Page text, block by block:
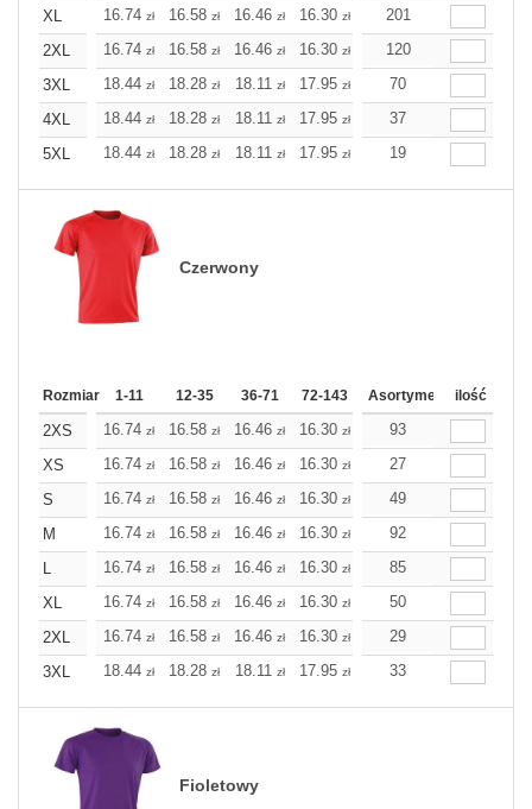
XL
16.74 zł 16.58 zł 16.46 zł 16.30 zł 16.14
201
2XL
16.74 zł 16.58 zł 16.46 zł 16.30 zł 16.14zł
120
3XL
18.44 zł 18.28 zł 18.11 zł 17.95 zł 17.79
70
4XL
18.44 zł 18.28 zł 18.11 zł 17.95 zł 17.79
37
5XL
18.44 zł 18.28 zł 18.11 zł 17.95 zł 17.79
19
Czerwony
Rozmiar 1-11 12-35 36-71 72-143 144-287 288 Dodaj
Asortyment ilość
2XS 16.74 zł 16.58 zł 16.46 zł 16.30 zł 16.14
93
XS
16.74 zł 16.58 zł 16.46 zł 16.30 zł 16.14
27
S
16.74 zł 16.58 zł 16.46 zł 16.30 zł 16.14
49
M
16.74 zł 16.58 zł 16.46 zł 16.30 zł 16.14
92
L
16.74 zł 16.58 zł 16.46 zł 16.30 zł 16.14
85
XL
16.74 zł 16.58 zł 16.46 zł 16.30 zł 16.14
50
2XL
16.74 zł 16.58 zł 16.46 zł 16.30 zł 16.14
29
3XL
18.44 zł 18.28 zł 18.11 zł 17.95 zł 17.79
33
Fioletowy